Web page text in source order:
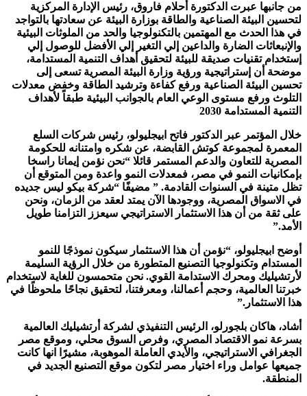
من جانبها عبرت الدكتورة أحلام فاروق، رئيس الإدارة المركزية
لتحسين البيئة الصناعية والطاقة بوزارة البيئة عن سعادتها بالتواجد
في هذا الحدث مع المهتمين بالتكنولوجيا والحد من الملوثات البيئية
والإنبعاثات الضارة والداعين إلي التغير إلي الأفضل للوصول إلي
إستخدام تقنيات صديقة للبيئة لتحقيق أهداف التنمية المستدامة،
موضحة أن إستراتيجية ورؤية وزارة البيئة المصرية تسعى إلى
تحسين البيئة الصناعية ورفع كفاءة وترشيد الطاقة وخفض معدلات
التلوث ورفع مستوى الوعي العام بالجوانب البيئية طبقاً لأهداف
التنمية المستدامة 2030
خلال المؤتمر عبر الدكتور فاتح ابيجليولو، رئيس شركات السلع
المعمرة لمجموعة كوتش القابضة، عن شكره وامتنانه للحكومة
المصرية للتعاون والدعم المستمر قائلا “نحن نؤمن إيمانا راسخا
بإمكانيات النمو في مصر، فمعدلات النمو واعدة ومن المتوقع أن
تظل متينة في السنوات القادمة. ” مضيفًا “شركة بيكو ليس جديده
في الاسواق المصرية، ووجودها الآن يمتد لعقد من الزمان، ونحن
على ثقة من أن هذا الاستثمار الاستراتيجي سيعزز التزامنا طويل
الأمد.”
أوضح ابيجليولو، “نؤمن أن هذا الاستثمار سيكون نموذجًا للنمو
المستدام وتكنولوجيا التصنيع المتطورة من خلال الرؤية السليمة
لأرتشيليك ومحرك الاستدامة القوي. نحن متحمسون للغاية لاستخدام
خبرتنا العالمية، وحجم أعمالنا، ومعرفتنا، لتحقيق نجاحًا ملحوظًا في
هذا الاستثمار.”
أشاد، هاكان بلجورلو، الرئيس التنفيذي لشركة أرتشيليك العالمية
بسرعة نمو الاقتصاد المصري، وفرص السوق محلي، وموقع مصر
الجغرافي الاستراتيجي، والأيدي العاملة الموهوبة، مشيرًا انها كانت
جميعها عوامل وراء اختيار مصر لتكون موقع التصنيع الجديد في
المنطقة.